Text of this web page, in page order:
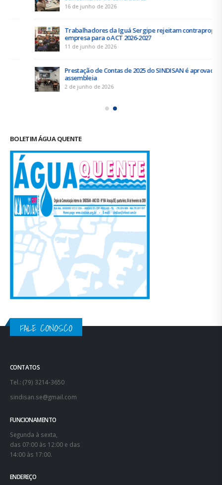
Urbanitários participam de reunião do Comitê de
Saneamento do ConCidades
Trabalhadores da Iguá Sergipe rejeitam contraproposta da
empresa para o ACT 2026-2027
Prestação de Contas de 2025 do SINDISAN é aprovada em
assembleia
BOLETIM ÁGUA QUENTE
CONTATOS
Tel.: (79) 3214-3650
FUNCIONAMENTO
Segunda à sexta,
das 07:00 às 12:00 e das